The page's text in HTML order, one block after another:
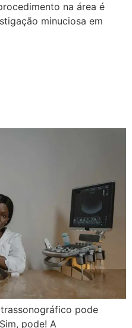
na área é
minuciosa em
pode
pode! A